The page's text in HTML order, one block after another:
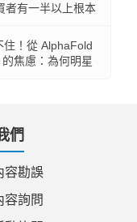
者有一半以上根本
住！從 AlphaFold
焦慮：為何明星
們
容勘誤
容詢問